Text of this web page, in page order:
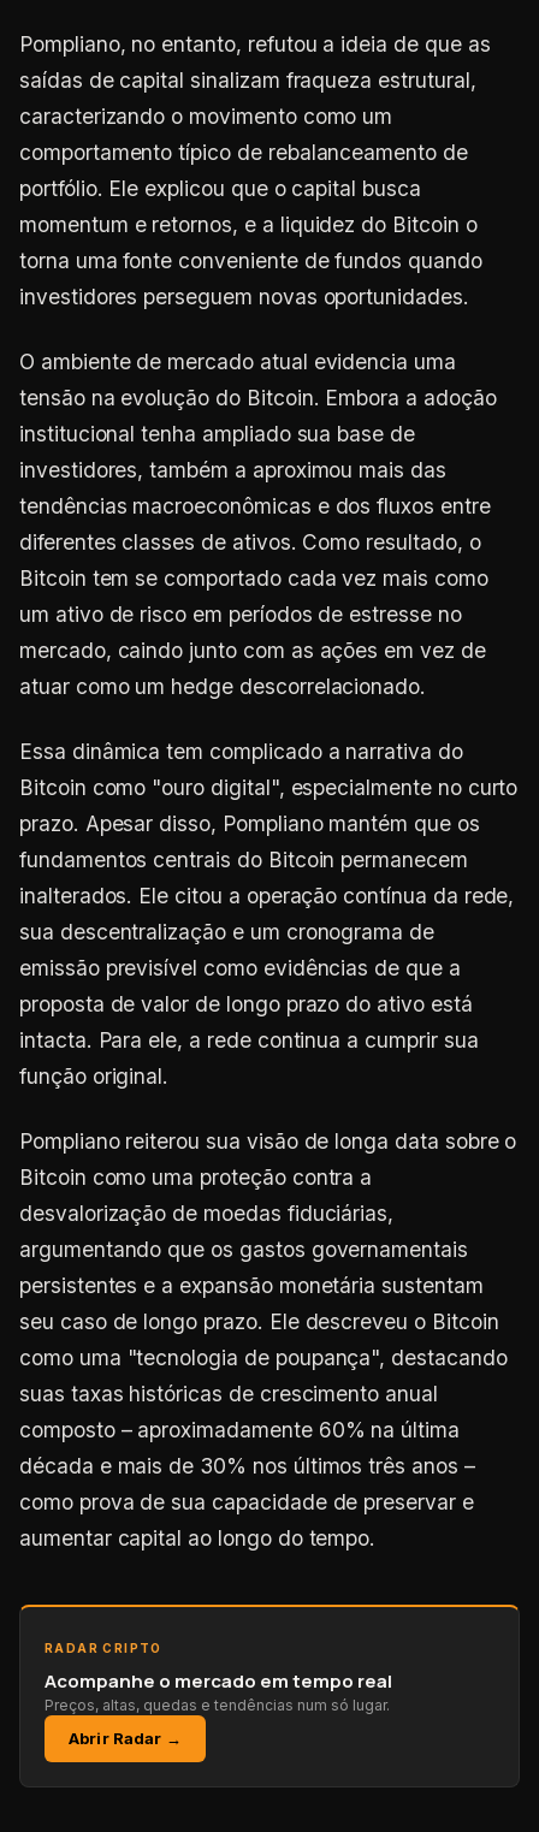
Pompliano, no entanto, refutou a ideia de que as
saídas de capital sinalizam fraqueza estrutural,
caracterizando o movimento como um
comportamento típico de rebalanceamento de
portfólio. Ele explicou que o capital busca
momentum e retornos, e a liquidez do Bitcoin o
torna uma fonte conveniente de fundos quando
investidores perseguem novas oportunidades.
O ambiente de mercado atual evidencia uma
tensão na evolução do Bitcoin. Embora a adoção
institucional tenha ampliado sua base de
investidores, também a aproximou mais das
tendências macroeconômicas e dos fluxos entre
diferentes classes de ativos. Como resultado, o
Bitcoin tem se comportado cada vez mais como
um ativo de risco em períodos de estresse no
mercado, caindo junto com as ações em vez de
atuar como um hedge descorrelacionado.
Essa dinâmica tem complicado a narrativa do
Bitcoin como "ouro digital", especialmente no curto
prazo. Apesar disso, Pompliano mantém que os
fundamentos centrais do Bitcoin permanecem
inalterados. Ele citou a operação contínua da rede,
sua descentralização e um cronograma de
emissão previsível como evidências de que a
proposta de valor de longo prazo do ativo está
intacta. Para ele, a rede continua a cumprir sua
função original.
Pompliano reiterou sua visão de longa data sobre o
Bitcoin como uma proteção contra a
desvalorização de moedas fiduciárias,
argumentando que os gastos governamentais
persistentes e a expansão monetária sustentam
seu caso de longo prazo. Ele descreveu o Bitcoin
como uma "tecnologia de poupança", destacando
suas taxas históricas de crescimento anual
composto – aproximadamente 60% na última
década e mais de 30% nos últimos três anos –
como prova de sua capacidade de preservar e
aumentar capital ao longo do tempo.
RADAR CRIPTO
Acompanhe o mercado em tempo real
Preços, altas, quedas e tendências num só lugar.
Abrir Radar →